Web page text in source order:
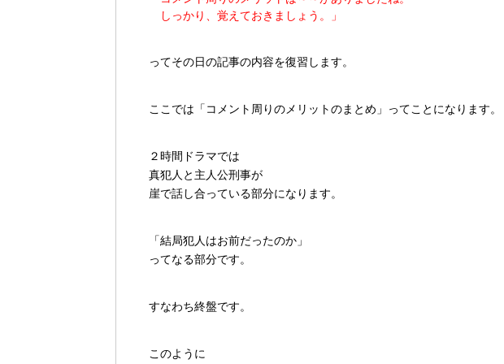
しっかり、覚えておきましょう。」
ってその日の記事の内容を復習します。
ここでは「コメント周りのメリットのまとめ」ってことになります。
２時間ドラマでは
真犯人と主人公刑事が
崖で話し合っている部分になります。
「結局犯人はお前だったのか」
ってなる部分です。
すなわち終盤です。
このように